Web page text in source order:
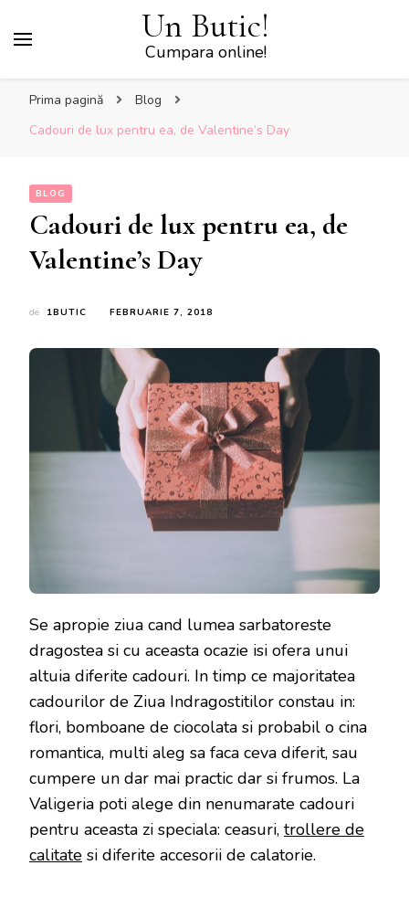
Un Butic!
Cumpara online!
Prima pagină
Blog
Cadouri de lux pentru ea, de Valentine’s Day
BLOG
Cadouri de lux pentru ea, de
Valentine’s Day
de 1BUTIC FEBRUARIE 7, 2018
Se apropie ziua cand lumea sarbatoreste
dragostea si cu aceasta ocazie isi ofera unui
altuia diferite cadouri. In timp ce majoritatea
cadourilor de Ziua Indragostitilor constau in:
flori, bomboane de ciocolata si probabil o cina
romantica, multi aleg sa faca ceva diferit, sau
cumpere un dar mai practic dar si frumos. La
Valigeria poti alege din nenumarate cadouri
pentru aceasta zi speciala: ceasuri, trollere de
calitate si diferite accesorii de calatorie.